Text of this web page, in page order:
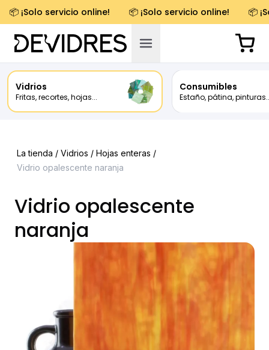
📦 ¡Solo servicio online! 📦 ¡Solo servicio online! 📦
Vidrios
Fritas, recortes, hojas...
Consumibles
Estaño, pátina,
La tienda / Vidrios / Hojas enteras /
Vidrio opalescente naranja
Vidrio opalescente
naranja